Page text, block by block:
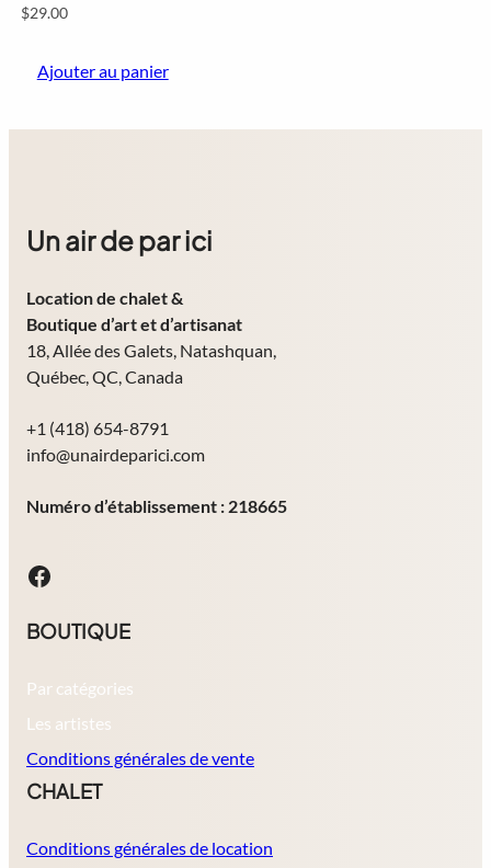
$29.00
Ajouter au panier
Un air de par ici
Location de chalet&
Boutique d’art et d’artisanat
18, Allée des Galets, Natashquan,
Québec, QC, Canada
+1 (418) 654-8791
info@unairdeparici.com
Numéro d’établissement : 218665
Facebook
BOUTIQUE
Par catégories
Les artistes
Conditions générales de vente
CHALET
Conditions générales de location